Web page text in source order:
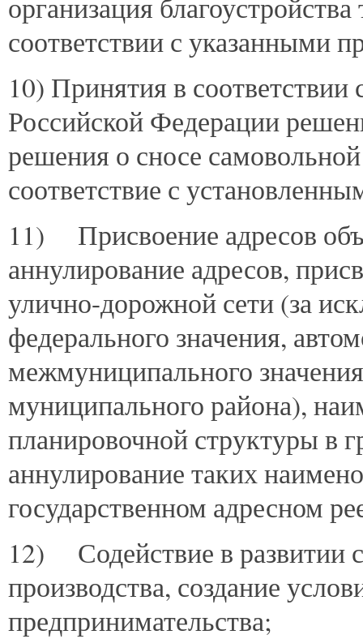
организация
соответствии с указанными
10) Принятия в соответствии
Российской Федерации
решения о сносе
соответствие с
11) Присвоение адресов
аннулирование адресов,
улично-дорожной сети (за
федерального значения,
межмуниципального
муниципального района),
планировочной структуры в
аннулирование таких
государственном адресном
12) Содействие в развитии
производства, создание
предпринимательства;